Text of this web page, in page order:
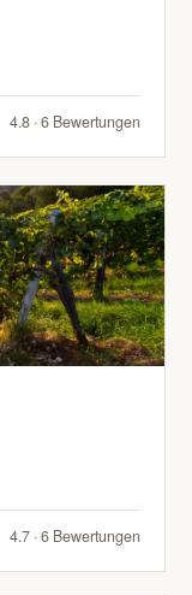
4.8 · 6 Bewertungen
4.7 · 6 Bewertungen